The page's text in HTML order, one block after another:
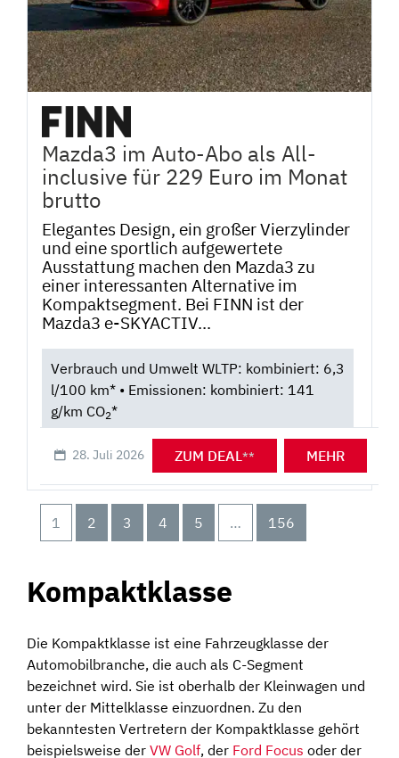
Mazda3 im Auto-Abo als All-
inclusive für 229 Euro im Monat
brutto
Elegantes Design, ein großer Vierzylinder
und eine sportlich aufgewertete
Ausstattung machen den Mazda3 zu
einer interessanten Alternative im
Kompaktsegment. Bei FINN ist der
Mazda3 e-SKYACTIV...
Verbrauch und Umwelt WLTP: kombiniert: 6,3
l/100 km* • Emissionen: kombiniert: 141
g/km CO2*
28. Juli 2026 ZUM DEAL** MEHR
1 2 3 4 5 … 156
Kompaktklasse
Die Kompaktklasse ist eine Fahrzeugklasse der
Automobilbranche, die auch als C-Segment
bezeichnet wird. Sie ist oberhalb der Kleinwagen und
unter der Mittelklasse einzuordnen. Zu den
bekanntesten Vertretern der Kompaktklasse gehört
beispielsweise der VW Golf, der Ford Focus oder der